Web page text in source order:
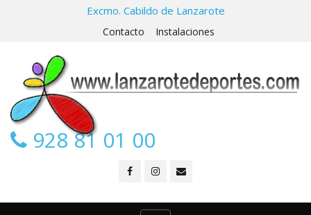
Excmo. Cabildo de Lanzarote
Contacto Instalaciones
928 81 01 00